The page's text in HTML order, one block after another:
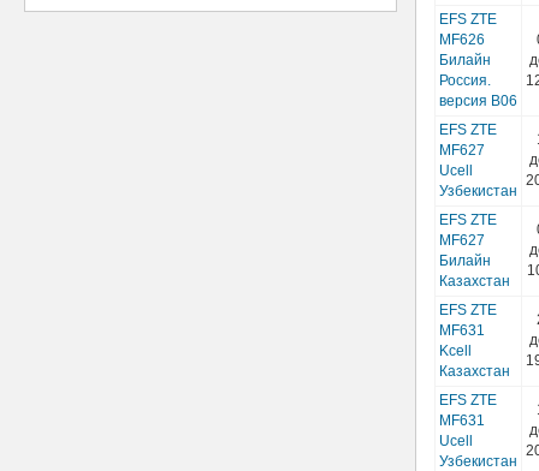
EFS ZTE
MF626
Билайн
Россия.
версия B06
EFS ZTE
MF627
Ucell
Узбекистан
EFS ZTE
MF627
Билайн
Казахстан
EFS ZTE
MF631
Kcell
Казахстан
EFS ZTE
MF631
Ucell
Узбекистан